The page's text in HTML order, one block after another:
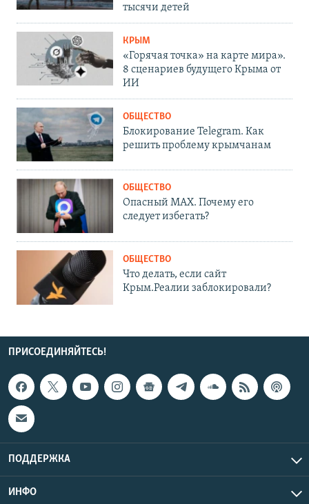
тысячи детей
КРЫМ
«Горячая точка» на карте мира».
8 сценариев будущего Крыма от
ИИ
ОБЩЕСТВО
Блокирование Telegram. Как
решить проблему крымчанам
ОБЩЕСТВО
Опасный MAX. Почему его
следует избегать?
ОБЩЕСТВО
Что делать, если сайт
Крым.Реалии заблокировали?
ПРИСОЕДИНЯЙТЕСЬ!
ПОДДЕРЖКА
ИНФО